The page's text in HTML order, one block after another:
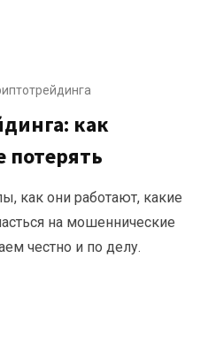
как
потерять
как они работают, какие
на мошеннические
честно и по делу.